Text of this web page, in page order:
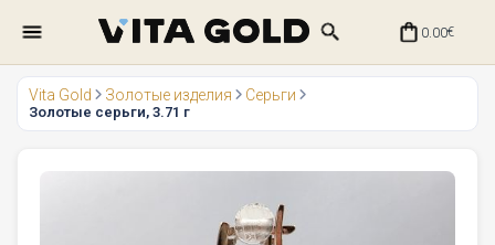
0.00€
Vita Gold Золотые изделия Серьги
Золотые серьги, 3.71 г